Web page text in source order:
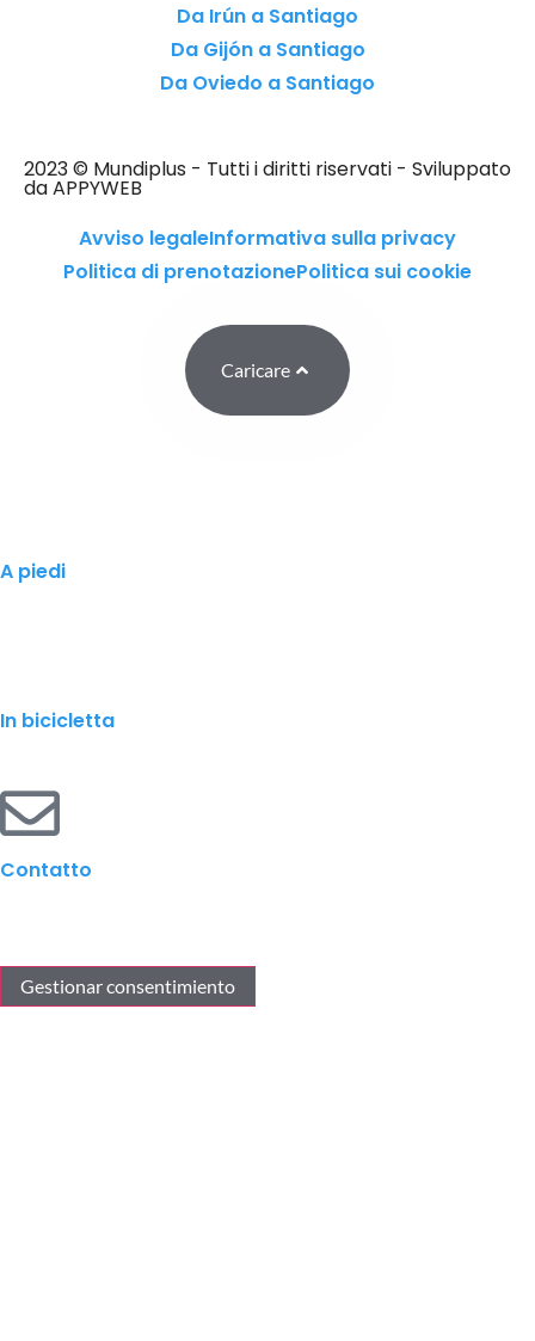
Da Irún a Santiago
Da Gijón a Santiago
Da Oviedo a Santiago
2023 © Mundiplus - Tutti i diritti riservati - Sviluppato
da APPYWEB
Avviso legaleInformativa sulla privacy
Politica di prenotazionePolitica sui cookie
Caricare
A piedi
In bicicletta
Contatto
Gestionar consentimiento